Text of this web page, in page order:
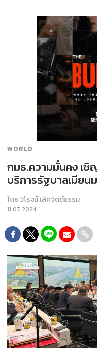
WORLD
กมธ.ความมั่นคง เชิ
บริการรัฐบาลเมียน
โดยวิโรจน์ เลิศจิตต์ธรรม
11.07.2024